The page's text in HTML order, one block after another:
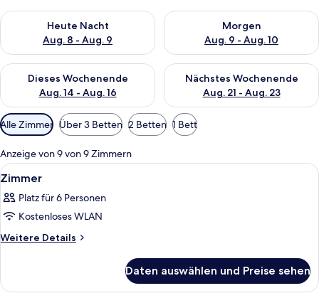
Heute Nacht
Aug. 8 - Aug. 9
Überprüfe die Verfügbarkeit für heute Nacht, Aug. 8 - Aug. 9.
Morgen
Aug. 9 - Aug. 10
Überprüfe die Verfügbarkeit
Dieses Wochenende
Aug. 14 - Aug. 16
Überprüfe die Verfügbarkeit für dieses Wochenende, Aug. 14
Nächstes Wochenende
Aug. 21 - Aug. 23
Überprüfe die Verfügbarkeit
Verfügbare
Filter
für
Zimmer
Alle Zimmer Über 3 Betten 2 Betten 1 Bett
Anzeige von 9 von 9 Zimmern
Alle
Fotos
für
Zimmer
anzeigen
Ein Hotelzimmer mit Bett,
5
Zimmer
Platz für 6 Personen
Kostenloses WLAN
Weitere Details
Weitere
Daten auswählen und Preise sehen